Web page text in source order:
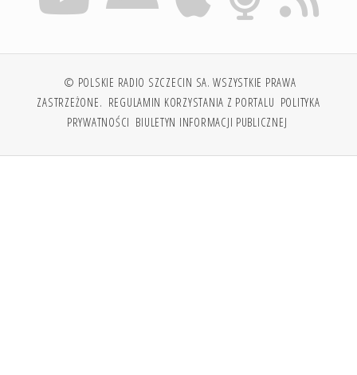
© POLSKIE RADIO SZCZECIN SA. WSZYSTKIE PRAWA
ZASTRZEŻONE. REGULAMIN KORZYSTANIA Z PORTALU POLITYKA
PRYWATNOŚCI BIULETYN INFORMACJI PUBLICZNEJ